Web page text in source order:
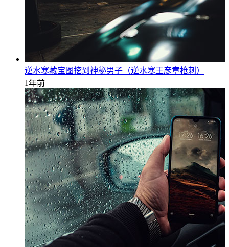
逆水寒藏宝图挖到神秘男子（逆水寒王彦章枪刺）
1年前